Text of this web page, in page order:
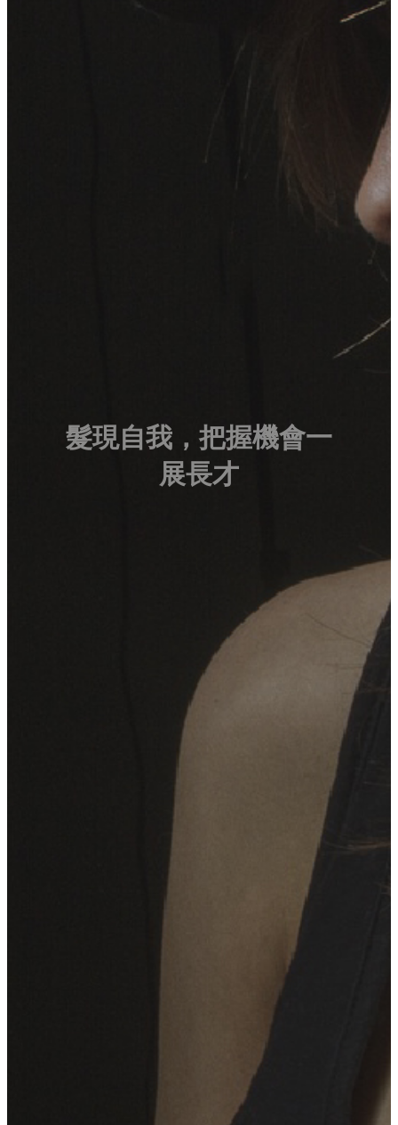
髮現自我，把握機會一
展長才